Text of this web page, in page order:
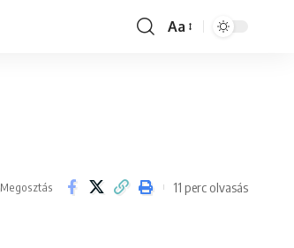
Font
Aa
Megosztás 11 perc olvasás